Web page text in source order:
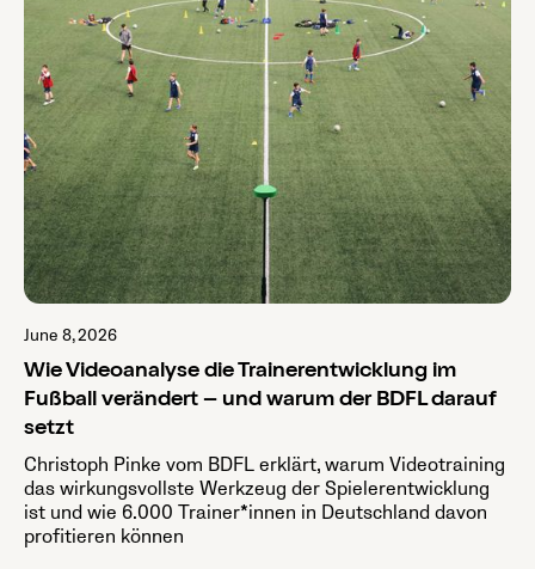
June 8, 2026
Wie Videoanalyse die Trainerentwicklung im
Fußball verändert – und warum der BDFL darauf
setzt
Christoph Pinke vom BDFL erklärt, warum Videotraining
das wirkungsvollste Werkzeug der Spielerentwicklung
ist und wie 6.000 Trainer*innen in Deutschland davon
profitieren können